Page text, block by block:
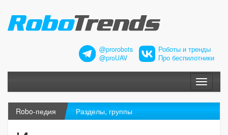
@prorobots
@proUAV
Роботы и тренды
Про беспилотники
Меню
Robo-педия Разделы, группы